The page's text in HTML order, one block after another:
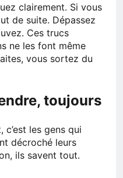
clairement. Si vous
de suite. Dépassez
Ces trucs
ne les font même
vous sortez du
toujours
c’est les gens qui
décroché leurs
ils savent tout.